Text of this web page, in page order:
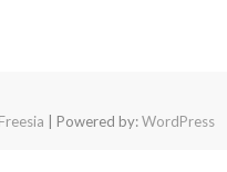
| Powered by:WordPress